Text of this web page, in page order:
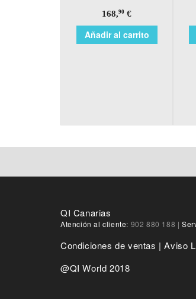
168,90 €
Añadir al carrito
QI Canarias
Atención al cliente: 902 880 188 |
Condiciones de ventas |Aviso
@QI World 2018